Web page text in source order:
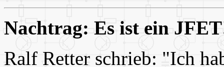
Nachtrag: Es ist ein
Ralf Retter schrieb: "Ich